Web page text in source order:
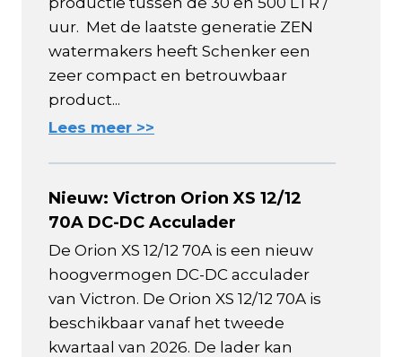
uur. Met de laatste generatie ZEN
watermakers heeft Schenker een
zeer compact en betrouwbaar
product...
Lees meer >>
Nieuw: Victron Orion XS 12/12
70A DC-DC Acculader
De Orion XS 12/12 70A is een nieuw
hoogvermogen DC-DC acculader
van Victron. De Orion XS 12/12 70A is
beschikbaar vanaf het tweede
kwartaal van 2026. De lader kan